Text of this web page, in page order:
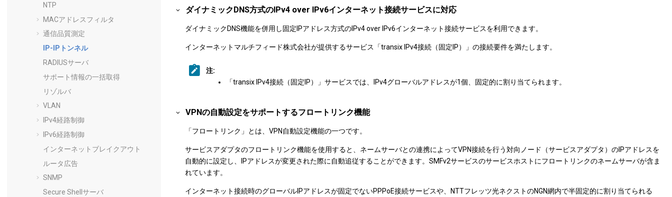
NTP
MACアドレスフィルタ
通信品質測定
IP-IPトンネル
RADIUSサーバ
サポート情報の一括取得
リゾルバ
VLAN
IPv4経路制御
IPv6経路制御
インターネットブレイクアウト
ルータ広告
SNMP
Secure Shellサーバ
ダイナミックDNS方式のIPv4 over IPv6インターネット接続サービスに対応
ダイナミックDNS機能を併用し固定IPアドレス方式のIPv4 over IPv6インターネット接続サービスを利用できます。
インターネットマルチフィード株式会社が提供するサービス「transix IPv4接続（固定IP）」の接続要件を満たします。
注:
「transix IPv4接続（固定IP）」サービスでは、IPv4グローバルアドレスが1個、固定的に割り当てられます。
VPNの自動設定をサポートするフロートリンク機能
「フロートリンク」とは、VPN自動設定機能の一つです。
サービスアダプタのフロートリンク機能を使用すると、ネームサーバとの連携によってVPN接続を行う対向ノード（サービスアダプタ）のIPアドレスを
自動的に設定し、IPアドレスが変更された際に自動追従することができます。SMFv2サービスのサービスホストにフロートリンクのネームサーバが含ま
れています。
インターネット接続時のグローバルIPアドレスが固定でないPPPoE接続サービスや、NTTフレッツ光ネクストのNGN網内で半固定的に割り当てられる